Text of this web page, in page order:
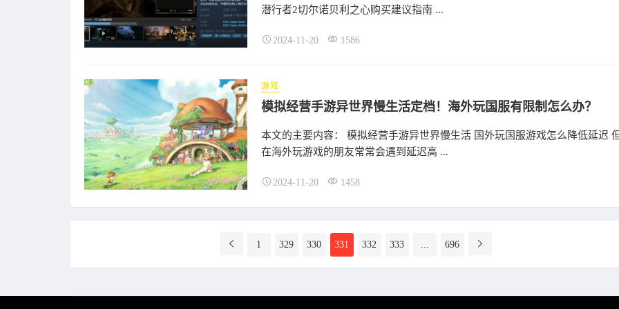
潜行者2切尔诺贝利之心购买建议指南 ...
2024-11-20 1586
游戏
模拟经营手游异世界慢生活定档！海外玩国服有限制怎么办？
本文的主要内容： 模拟经营手游异世界慢生活 国外玩国服游戏怎么降低延迟
在海外玩游戏的朋友常常会遇到延迟高 ...
2024-11-20 1458
导
1 329 330 331 332 333 ... 696